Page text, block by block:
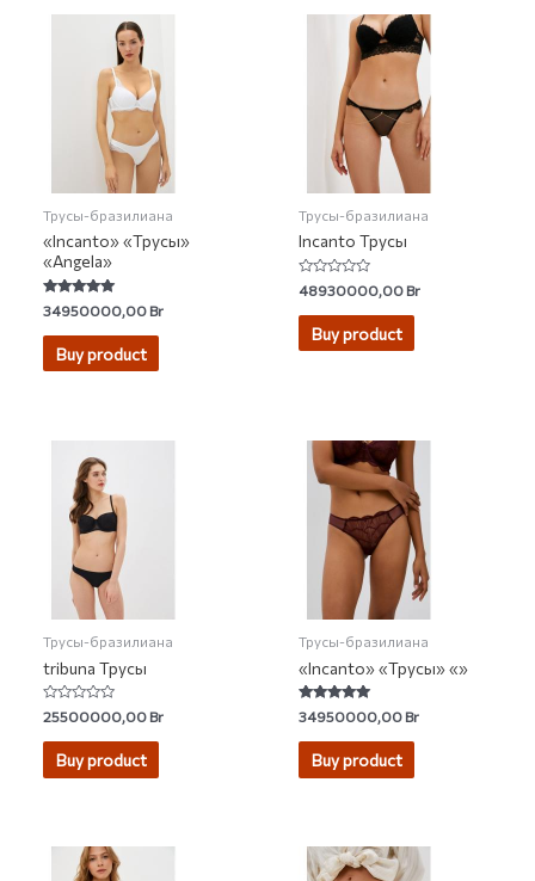
Трусы-бразилиана
«Incanto» «Трусы»
«Angela»
Rated
5.00
out of 5
34950000,00Br
Buy product
Трусы-бразилиана
Incanto Трусы
Rated
0
out
48930000,00Br
Buy product
Трусы-бразилиана
tribuna Трусы
Rated
0
out
25500000,00Br
Buy product
Трусы-бразилиана
«Incanto» «Трусы» «»
Rated
5.00
out of 5
34950000,00Br
Buy product